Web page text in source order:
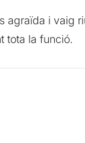
i vaig
tota la funció.